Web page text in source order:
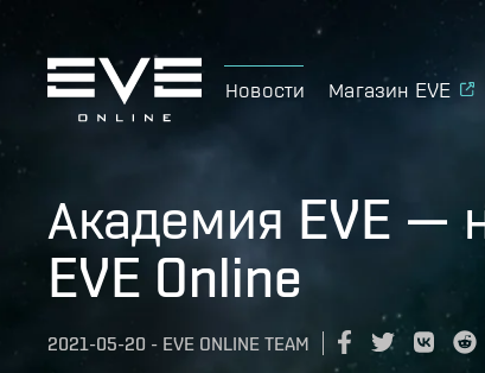
Новости Магазин EVE
Академия EVE —
EVE Online
2021-05-20 - EVE ONLINE TEAM